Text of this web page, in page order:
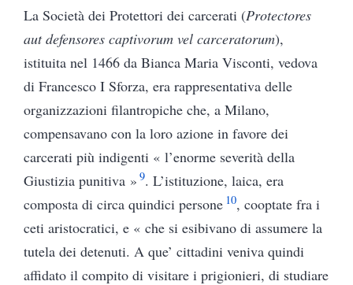
La Società dei Protettori dei carcerati (Protectores
aut defensores captivorum vel carceratorum),
istituita nel 1466 da Bianca Maria Visconti, vedova
di Francesco I Sforza, era rappresentativa delle
organizzazioni filantropiche che, a Milano,
compensavano con la loro azione in favore dei
carcerati più indigenti « l’enorme severità della
Giustizia punitiva » 9. L’istituzione, laica, era
composta di circa quindici persone 10, cooptate fra i
ceti aristocratici, e « che si esibivano di assumere la
tutela dei detenuti. A que’ cittadini veniva quindi
affidato il compito di visitare i prigionieri, di studiare